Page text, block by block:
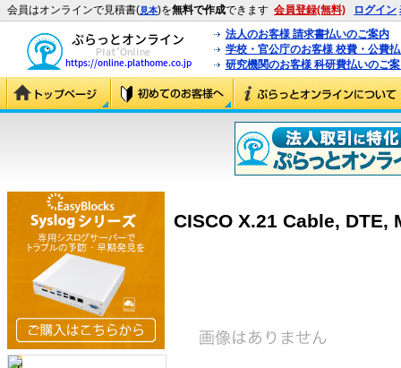
会員はオンラインで見積書(見本)を無料で作成できます 会員登録(無料) ログイン
法人のお客様 請求書払いのご案内
学校・官公庁のお客様 校費・公費
研究機関のお客様 科研費払いのご
CISCO X.21 Cable, DTE,